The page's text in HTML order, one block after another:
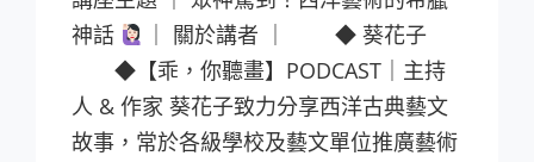
神話
｜ 關於講者 ｜ ◆ 葵花子
◆【乖，你聽畫】PODCAST｜主持
人 & 作家 葵花子致力分享西洋古典藝文
故事，常於各級學校及藝文單位推廣藝術